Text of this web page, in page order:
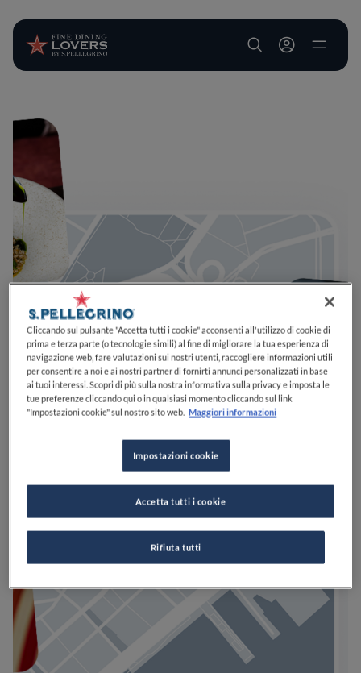
User account
Cliccando sul pulsante "Accetta tutti i cookie" acconsenti all'utilizzo di cookie di
prima e terza parte (o tecnologie simili) al fine di migliorare la tua esperienza di
navigazione web, fare valutazioni sui nostri utenti, raccogliere informazioni utili
per consentire a noi e ai nostri partner di fornirti annunci personalizzati in base
ai tuoi interessi. Scopri di più sulla nostra informativa sulla privacy e imposta le
tue preferenze cliccando qui o in qualsiasi momento cliccando sul link
"Impostazioni cookie" sul nostro sito web. Maggiori informazioni
Impostazioni cookie
Rifiuta tutti
Accetta tutti i cookie